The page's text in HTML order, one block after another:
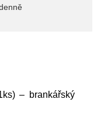
– brankářský